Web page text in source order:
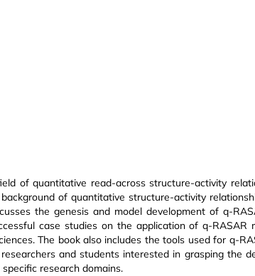
of quantitative read-across structure-activity
of quantitative structure-activity
the genesis and model development of q-
case studies on the application of q-RASAR
The book also includes the tools used for q-
and students interested in grasping the
research domains.